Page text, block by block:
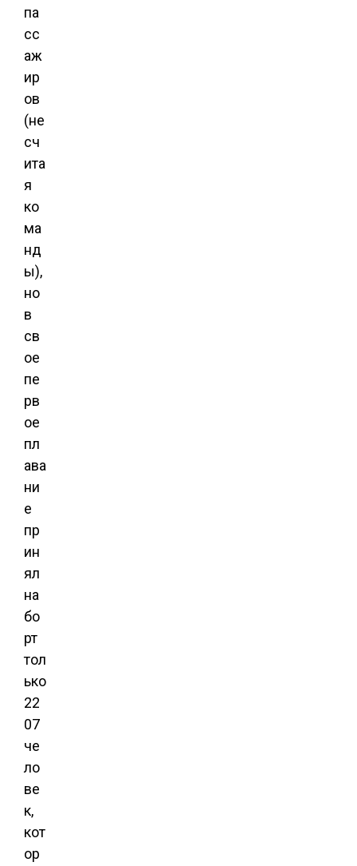
па
сс
аж
ир
ов
(не
сч
ита
я
ко
ма
нд
ы),
но
в
св
ое
пе
рв
ое
пл
ава
ни
е
пр
ин
ял
на
бо
рт
тол
ько
22
07
че
ло
ве
к,
кот
ор